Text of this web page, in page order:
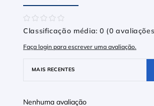
☆☆☆☆☆
Classificação média: 0 (0
Faça login para escrever uma avaliação.
MAIS RECENTES
Nenhuma avaliação